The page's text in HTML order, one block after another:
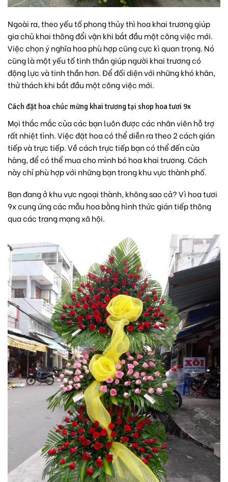
Ngoài ra, theo yếu tố phong thủy thì hoa khai trương giúp
gia chủ khai thông đổi vận khi bắt đầu một công việc mới.
Việc chọn ý nghĩa hoa phù hợp cũng cực kì quan trọng. Nó
cũng là một yếu tố tinh thần giúp người khai trương có
động lực và tinh thần hơn. Để đối diện với những khó khăn,
thử thách khi bắt đầu một công việc mới.
Cách đặt hoa chúc mừng khai trương tại shop hoa tươi 9x
Mọi thắc mắc của các bạn luôn được các nhân viên hỗ trợ
rất nhiệt tình. Việc đặt hoa có thể diễn ra theo 2 cách gián
tiếp và trực tiếp. Về cách trực tiếp bạn có thể đến cửa
hàng, để có thể mua cho mình bó hoa khai trương. Cách
này chỉ phù hợp với những bạn trong khu vực thành phố.
Bạn đang ở khu vực ngoại thành, không sao cả? Vì hoa tươi
9x cung ứng các mẫu hoa bằng hình thức gián tiếp thông
qua các trang mạng xã hội.